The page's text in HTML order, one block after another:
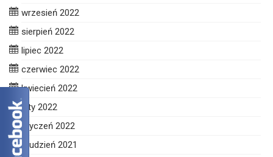
wrzesień 2022
sierpień 2022
lipiec 2022
czerwiec 2022
kwiecień 2022
luty 2022
styczeń 2022
grudzień 2021